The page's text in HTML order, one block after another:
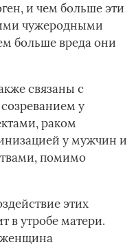
и чем больше эти
чужеродными
больше вреда они
связаны с
у
раком
у мужчин и
помимо
этих
в утробе матери.
женщина